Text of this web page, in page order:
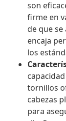
son
firme en
de que
encaja
los
tornillos
cabezas
para